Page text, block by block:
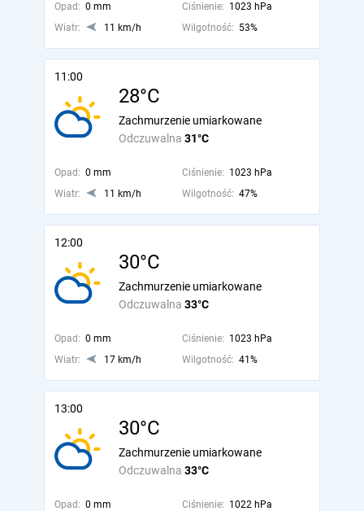
Opad: 0 mm Ciśnienie: 1023 hPa
Wiatr:
11 km/h Wilgotność: 53%
11:00
28°C
Odczuwalna 31°C
Zachmurzenie umiarkowane
Opad: 0 mm Ciśnienie: 1023 hPa
Wiatr:
11 km/h Wilgotność: 47%
12:00
30°C
Odczuwalna 33°C
Zachmurzenie umiarkowane
Opad: 0 mm Ciśnienie: 1023 hPa
Wiatr:
17 km/h Wilgotność: 41%
13:00
30°C
Odczuwalna 33°C
Zachmurzenie umiarkowane
Opad: 0 mm Ciśnienie: 1022 hPa